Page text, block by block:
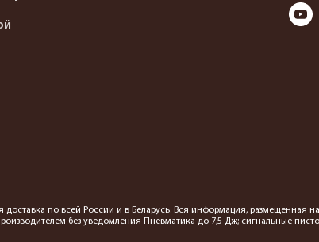
по всей России и в Беларусь. Вся информация, размещенная
без уведомления Пневматика до 7,5 Дж; сигнальные